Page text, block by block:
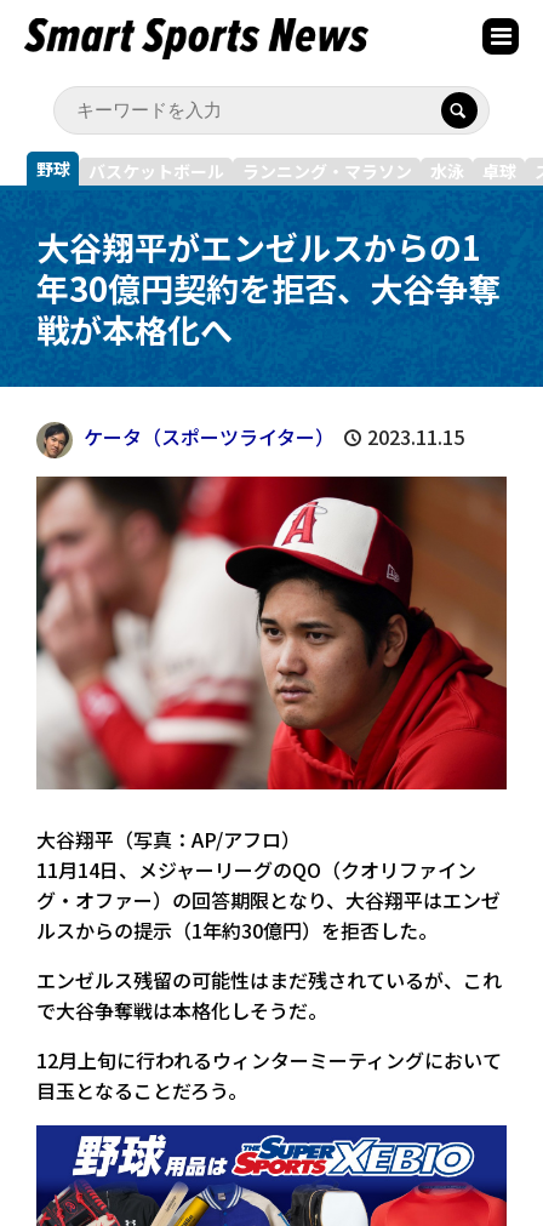
野球 バスケットボール ランニング・マラソン 水泳 卓球
大谷翔平がエンゼルスからの1
年30億円契約を拒否、大谷争奪
戦が本格化へ
ケータ（スポーツライター） 2023.11.15
大谷翔平（写真：AP/アフロ）
11月14日、メジャーリーグのQO（クオリファイン
グ・オファー）の回答期限となり、大谷翔平はエンゼ
ルスからの提示（1年約30億円）を拒否した。
エンゼルス残留の可能性はまだ残されているが、これ
で大谷争奪戦は本格化しそうだ。
12月上旬に行われるウィンターミーティングにおいて
目玉となることだろう。